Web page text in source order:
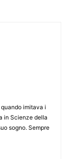
imitava i
in Scienze della
sogno. Sempre